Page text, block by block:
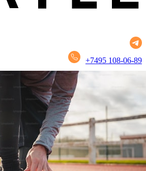
+7495 108-06-89